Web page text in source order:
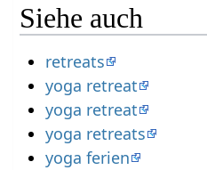
Siehe auch
retreats
yoga retreat
yoga retreat
yoga retreats
yoga ferien